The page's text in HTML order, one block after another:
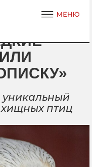
хищных птиц